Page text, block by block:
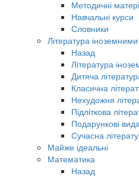
Методичні
Навчальні курси
Словники
Література
Назад
Література
Дитяча
Класична
Нехудожня
Підліткова
Подарункові
Сучасна
Майже ідеальні
Математика
Назад